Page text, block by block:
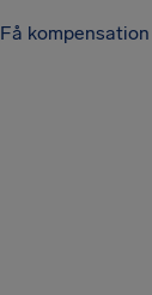
Få kompensation